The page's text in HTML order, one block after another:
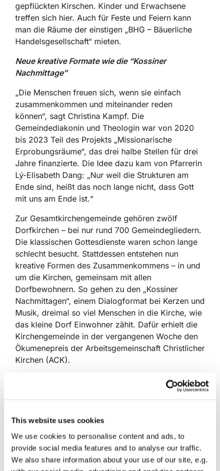
This website uses cookies
We use cookies to personalise content and ads, to
provide social media features and to analyse our traffic.
We also share information about your use of our site, e.g.
gepflückten Kirschen. Kinder und Erwachsene
treffen sich hier. Auch für Feste und Feiern kann
man die Räume der einstigen „BHG – Bäuerliche
Handelsgesellschaft“ mieten.
Neue kreative Formate wie die “Kossiner
Nachmittage”
„Die Menschen freuen sich, wenn sie einfach
zusammen­kommen und miteinander reden
können“, sagt Christina Kampf. Die
Gemeinde­diakonin und Theologin war von 2020
bis 2023 Teil des ­Projekts ­„Missionarische
Erprobungsräume“, das drei halbe Stellen für drei
Jahre finanzierte. Die Idee dazu kam von Pfarrerin
Lý-­Elisabeth Dang: „Nur weil die Strukturen am
Ende sind, heißt das noch lange nicht, dass Gott
mit uns am Ende ist.“
Zur Gesamtkirchengemeinde ge­hören zwölf
Dorfkirchen – bei nur rund 700 Gemeindegliedern.
Die klassischen Gottesdienste waren schon lange
schlecht besucht. Stattdessen entstehen nun
kreative Formen des Zusammenkommens – in und
um die Kirchen, gemeinsam mit allen
Dorfbewohnern. So gehen zu den „Kossiner
Nachmittagen“, einem Dialogformat bei Kerzen und
Musik, dreimal so viel Menschen in die Kirche, wie
das kleine Dorf ­Einwohner zählt. Dafür erhielt die
Kirchengemeinde in der vergangenen Woche den
Ökumenepreis der Arbeitsgemeinschaft Christlicher
Kirchen (ACK).
In ­Gräfendorf laufen die Vorbereitungen für das
nächste Kinderfest auf Hochtouren. Viele helfen
Musik. „Das ist kein Stress, sondern ein
Marika Möhle, eine engagierte ­Ruheständlerin. Sie
ist begeistert: „Wir sind bunt und lebendig
geworden.“ Im Dezember steht dann wieder das